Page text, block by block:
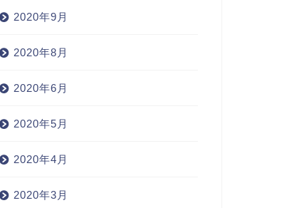
2020年9月
2020年8月
2020年6月
2020年5月
2020年4月
2020年3月